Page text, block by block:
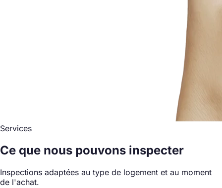
Services
Ce que nous pouvons inspecter
Inspections adaptées au type de logement et au moment
de l'achat.